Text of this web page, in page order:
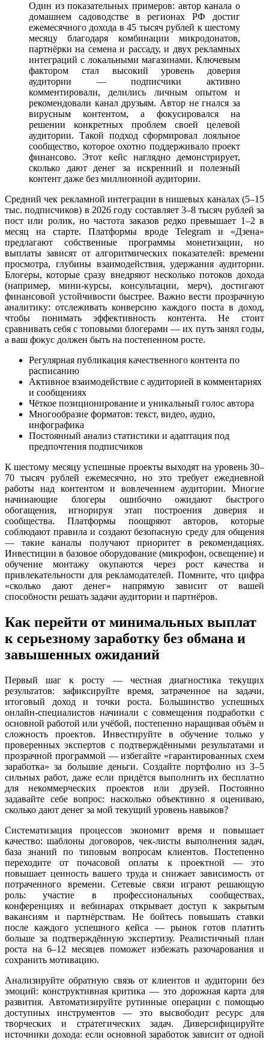
Один из показательных примеров: автор канала о
домашнем садоводстве в регионах РФ достиг
ежемесячного дохода в 45 тысяч рублей к шестому
месяцу благодаря комбинации микродонатов,
партнёрки на семена и рассаду, и двух рекламных
интеграций с локальными магазинами. Ключевым
фактором стал высокий уровень доверия
аудитории — подписчики активно
комментировали, делились личным опытом и
рекомендовали канал друзьям. Автор не гнался за
вирусным контентом, а фокусировался на
решении конкретных проблем своей целевой
аудитории. Такой подход сформировал лояльное
сообщество, которое охотно поддерживало проект
финансово. Этот кейс наглядно демонстрирует,
сколько дают денег за искренний и полезный
контент даже без миллионной аудитории.
Средний чек рекламной интеграции в нишевых каналах (5–15
тыс. подписчиков) в 2026 году составляет 3–8 тысяч рублей за
пост или ролик, но частота заказов редко превышает 1–2 в
месяц на старте. Платформы вроде Telegram и «Дзена»
предлагают собственные программы монетизации, но
выплаты зависят от алгоритмических показателей: времени
просмотра, глубины взаимодействия, удержания аудитории.
Блогеры, которые сразу внедряют несколько потоков дохода
(например, мини-курсы, консультации, мерч), достигают
финансовой устойчивости быстрее. Важно вести прозрачную
аналитику: отслеживать конверсию каждого поста в доход,
чтобы понимать эффективность контента. Не стоит
сравнивать себя с топовыми блогерами — их путь занял годы,
а ваш фокус должен быть на постепенном росте.
Регулярная публикация качественного контента по
расписанию
Активное взаимодействие с аудиторией в комментариях
и сообщениях
Чёткое позиционирование и уникальный голос автора
Многообразие форматов: текст, видео, аудио,
инфографика
Постоянный анализ статистики и адаптация под
предпочтения подписчиков
К шестому месяцу успешные проекты выходят на уровень 30–
70 тысяч рублей ежемесячно, но это требует ежедневной
работы над контентом и вовлечением аудитории. Многие
начинающие блогеры ошибочно ожидают быстрого
обогащения, игнорируя этап построения доверия и
сообщества. Платформы поощряют авторов, которые
соблюдают правила и создают безопасную среду для общения
— такие каналы получают приоритет в рекомендациях.
Инвестиции в базовое оборудование (микрофон, освещение) и
обучение монтажу окупаются через рост качества и
привлекательности для рекламодателей. Помните, что цифра
«сколько дают денег» напрямую зависит от вашей
способности решать задачи аудитории и партнёров.
Как перейти от минимальных выплат
к серьезному заработку без обмана и
завышенных ожиданий
Первый шаг к росту — честная диагностика текущих
результатов: зафиксируйте время, затраченное на задачи,
итоговый доход и точки роста. Большинство успешных
онлайн-специалистов начинали с совмещения подработки с
основной работой или учёбой, постепенно наращивая объём и
сложность проектов. Инвестируйте в обучение только у
проверенных экспертов с подтверждёнными результатами и
прозрачной программой — избегайте «гарантированных схем
заработка» за большие деньги. Создайте портфолио из 3–5
сильных работ, даже если придётся выполнить их бесплатно
для некоммерческих проектов или друзей. Постоянно
задавайте себе вопрос: насколько объективно я оцениваю,
сколько дают денег за мой текущий уровень навыков?
Систематизация процессов экономит время и повышает
качество: шаблоны договоров, чек-листы выполнения задач,
база знаний по типовым вопросам клиентов. Постепенно
переходите от почасовой оплаты к проектной — это
повышает ценность вашего труда и снижает зависимость от
потраченного времени. Сетевые связи играют решающую
роль: участие в профессиональных сообществах,
конференциях и вебинарах открывает доступ к закрытым
вакансиям и партнёрствам. Не бойтесь повышать ставки
после каждого успешного кейса — рынок готов платить
больше за подтверждённую экспертизу. Реалистичный план
роста на 6–12 месяцев поможет избежать разочарования и
сохранить мотивацию.
Анализируйте обратную связь от клиентов и аудитории без
эмоций: конструктивная критика — это дорожная карта для
развития. Автоматизируйте рутинные операции с помощью
доступных инструментов — это высвободит ресурс для
творческих и стратегических задач. Диверсифицируйте
источники дохода: если основной заработок зависит от одной